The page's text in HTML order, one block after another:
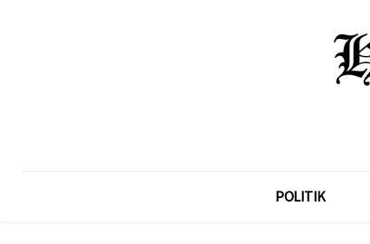
POLITIK